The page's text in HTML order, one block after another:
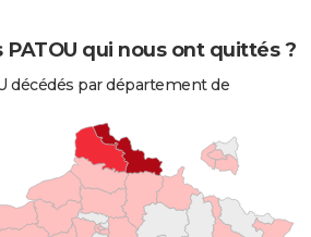
qui nous ont quittés ?
décédés par département de